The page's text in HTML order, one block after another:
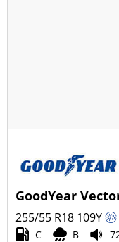
GoodYear
255/55 R18 109Y
C B